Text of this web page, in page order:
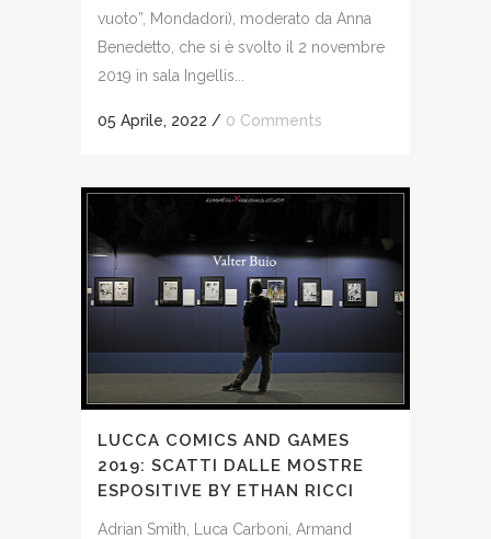
vuoto”, Mondadori), moderato da Anna
Benedetto, che si è svolto il 2 novembre
2019 in sala Ingellis...
05 Aprile, 2022 / 0 Comments
LUCCA COMICS AND GAMES
2019: SCATTI DALLE MOSTRE
ESPOSITIVE BY ETHAN RICCI
Adrian Smith, Luca Carboni, Armand